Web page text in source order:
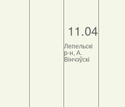
11.04
Лепельскі
р-н, А.
Вінчэўскі